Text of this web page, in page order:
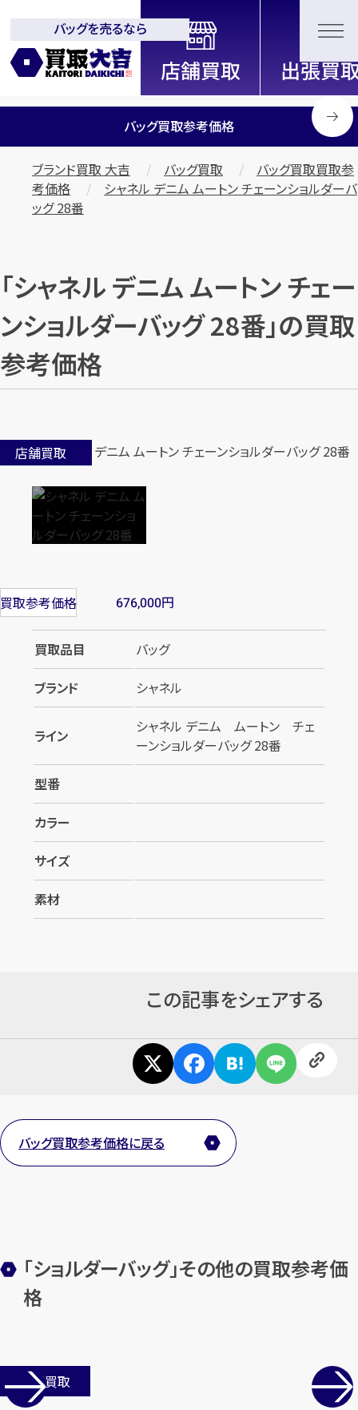
全国2200店舗以上展開中！
信頼と実績の買取専門店「買取大
吉」
バッグを売るなら
カンタン無料
まずはお電話で無料査定
バッグ買取参考価格
ブランド買取 大吉 バッグ買取
バッグ買取買取参
考価格
シャネル デニム ムートン チェーンショルダーバ
ッグ 28番
「シャネル デニム ムートン チェー
ンショルダーバッグ 28番」の買取
参考価格
店舗買取
買取参考価格 676,000円
買取品目
バッグ
ブランド
シャネル
ライン
シャネル デニム ムートン チェ
ーンショルダーバッグ 28番
型番
カラー
サイズ
素材
この記事をシェアする
バッグ買取参考価格に戻る
「ショルダーバッグ」その他の買取参考価
格
店舗買取